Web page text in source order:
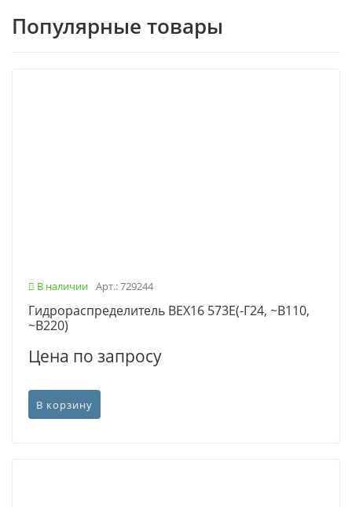
Популярные товары
В наличии Арт.: 729244
Гидрораспределитель ВЕХ16 573Е(-Г24, ~В110,
~В220)
Цена по запросу
В корзину